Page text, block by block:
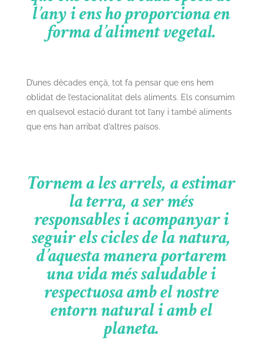
l’any i ens ho proporciona en
forma d’aliment vegetal.
D’unes dècades ençà, tot fa pensar que ens hem
oblidat de l’estacionalitat dels aliments. Els consumim
en qualsevol estació durant tot l’any i també aliments
que ens han arribat d’altres països.
Tornem a les arrels, a estimar
la terra, a ser més
responsables i acompanyar i
seguir els cicles de la natura,
d’aquesta manera portarem
una vida més saludable i
respectuosa amb el nostre
entorn natural i amb el
planeta.